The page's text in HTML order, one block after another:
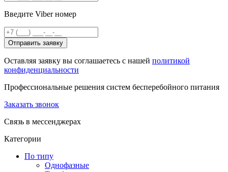
Введите Viber номер
Отправить заявку
Оставляя заявку вы соглашаетесь с нашей политикой
конфиденциальности
Профессиональные решения систем бесперебойного питания
Заказать звонок
Связь в мессенджерах
Категории
По типу
Однофазные